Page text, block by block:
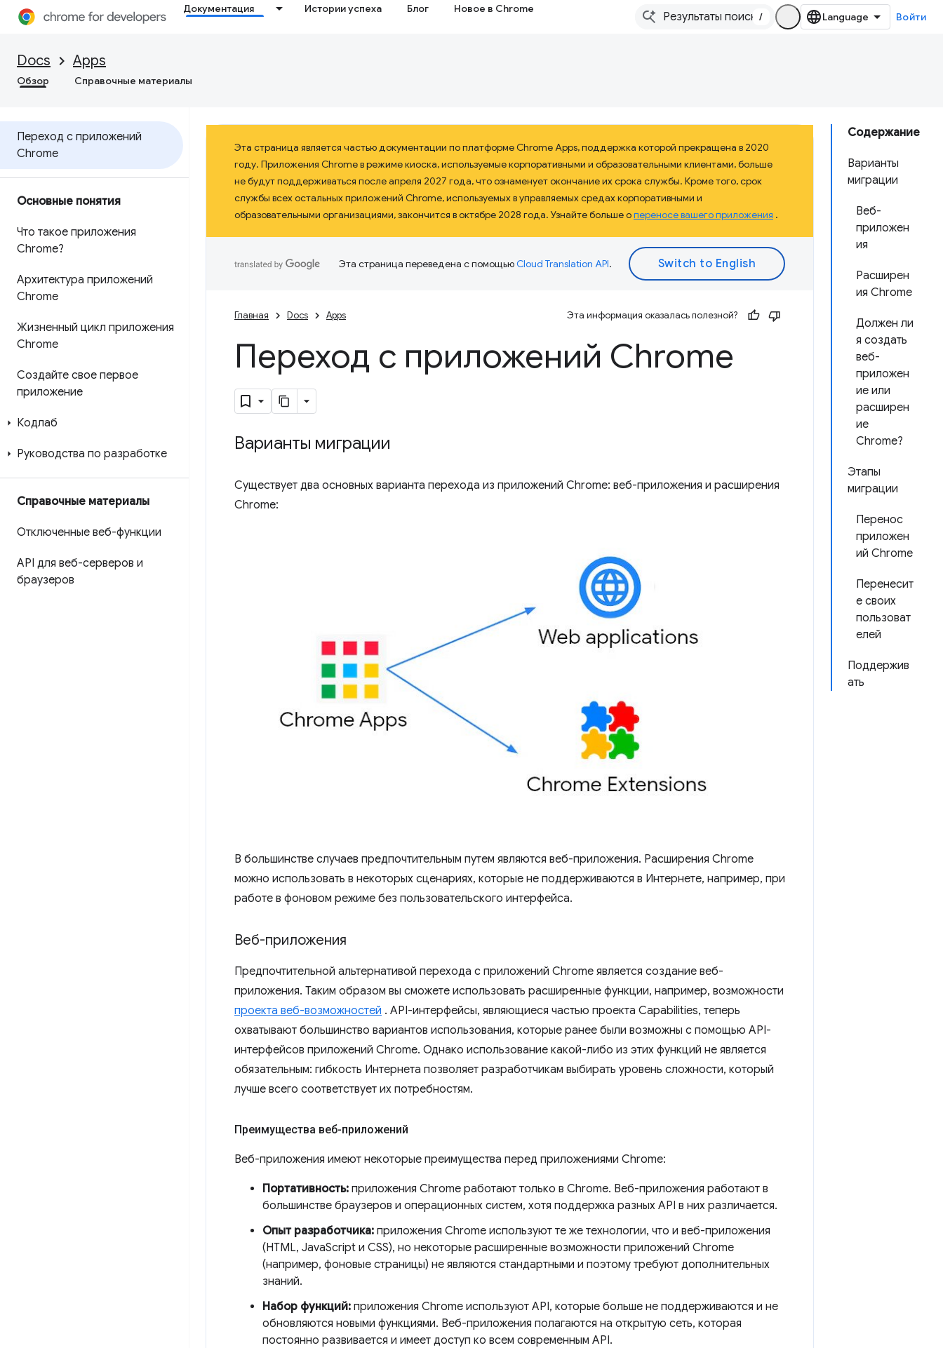
Документация Истории успеха Блог Новое в Chrome
/ Войти
Docs Apps
Обзор Справочные материалы
Переход с приложений
Chrome
Основные понятия
Что такое приложения
Chrome?
Архитектура приложений
Chrome
Жизненный цикл приложения
Chrome
Создайте свое первое
приложение
Кодлаб
Руководства по разработке
Справочные материалы
Отключенные веб-функции
API для веб-серверов и
браузеров
Содержание
Варианты
миграции
Веб-
приложен
ия
Расширен
ия Chrome
Должен ли
я создать
веб-
приложен
ие или
расширен
ие
Chrome?
Этапы
миграции
Перенос
приложен
ий Chrome
Перенесит
е своих
пользоват
елей
Поддержив
ать
Эта страница является частью документации по платформе Chrome Apps, поддержка которой прекращена в 2020
году. Приложения Chrome в режиме киоска, используемые корпоративными и образовательными клиентами, больше
не будут поддерживаться после апреля 2027 года, что ознаменует окончание их срока службы. Кроме того, срок
службы всех остальных приложений Chrome, используемых в управляемых средах корпоративными и
образовательными организациями, закончится в октябре 2028 года. Узнайте больше опереносе вашего приложения .
Эта страница переведена с помощьюCloud Translation API.
Главная Docs Apps Эта информация оказалась полезной?
Переход с приложений Chrome
Варианты миграции
Существует два основных варианта перехода из приложений Chrome: веб-приложения и расширения
Chrome:
В большинстве случаев предпочтительным путем являются веб-приложения. Расширения Chrome
можно использовать в некоторых сценариях, которые не поддерживаются в Интернете, например, при
работе в фоновом режиме без пользовательского интерфейса.
Веб-приложения
Предпочтительной альтернативой перехода с приложений Chrome является создание веб-
приложения. Таким образом вы сможете использовать расширенные функции, например, возможности
проекта веб-возможностей . API-интерфейсы, являющиеся частью проекта Capabilities, теперь
охватывают большинство вариантов использования, которые ранее были возможны с помощью API-
интерфейсов приложений Chrome. Однако использование какой-либо из этих функций не является
обязательным: гибкость Интернета позволяет разработчикам выбирать уровень сложности, который
лучше всего соответствует их потребностям.
Преимущества веб-приложений
Веб-приложения имеют некоторые преимущества перед приложениями Chrome:
Портативность: приложения Chrome работают только в Chrome. Веб-приложения работают в
большинстве браузеров и операционных систем, хотя поддержка разных API в них различается.
Опыт разработчика: приложения Chrome используют те же технологии, что и веб-приложения
(HTML, JavaScript и CSS), но некоторые расширенные возможности приложений Chrome
(например, фоновые страницы) не являются стандартными и поэтому требуют дополнительных
знаний.
Набор функций: приложения Chrome используют API, которые больше не поддерживаются и не
обновляются новыми функциями. Веб-приложения полагаются на открытую сеть, которая
постоянно развивается и имеет доступ ко всем современным API.